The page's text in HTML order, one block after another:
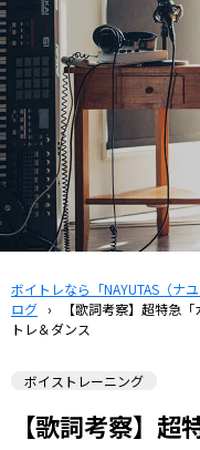
ボイトレなら「NAYUTAS（ナユ
ログ ›
【歌詞考察】超特急
トレ＆ダンス
ボイストレーニング
【歌詞考察】超